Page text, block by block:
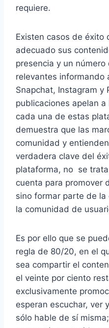
requiere.
Existen casos de éxito
adecuado sus
presencia y un número
relevantes informando
Snapchat, Instagram y
publicaciones apelan
cada una de estas
demuestra que las
comunidad y
verdadera clave del
plataforma, no se
cuenta para promover
sino formar parte de
la comunidad de
Es por ello que se
regla de 80/20, en el
sea compartir el
el veinte por ciento
exclusivamente
esperan escuchar, ver
sólo hable de sí